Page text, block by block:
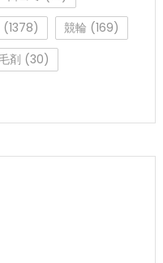
(1378) 競輪 (169)
剤 (30)